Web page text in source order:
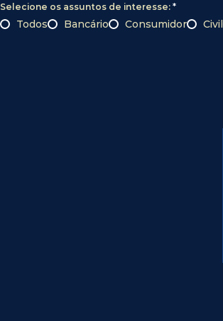
Selecione os assuntos de interesse: *O
r
Todos Bancário Consumidor Civil